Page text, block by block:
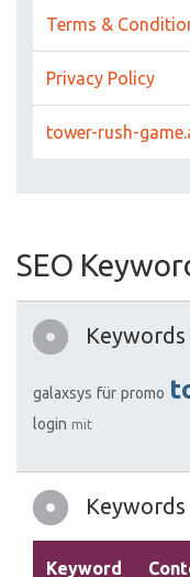
Terms &
Privacy Policy
tower-rush-
SEO
Keywords
galaxsys für promo
login mit
Keyword